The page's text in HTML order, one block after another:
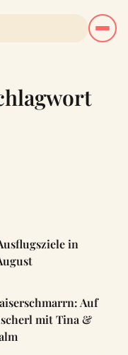
in
Auf
mit Tina &